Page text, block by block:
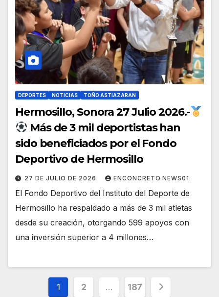
DEPORTES NOTICIAS TOÑO ASTIAZARAN
Hermosillo, Sonora 27 Julio 2026.-
Más de 3 mil deportistas han
sido beneficiados por el Fondo
Deportivo de Hermosillo
27 DE JULIO DE 2026 ENCONCRETO.NEWS01
El Fondo Deportivo del Instituto del Deporte de
Hermosillo ha respaldado a más de 3 mil atletas
desde su creación, otorgando 599 apoyos con
una inversión superior a 4 millones…
Paginación
1 2 … 187